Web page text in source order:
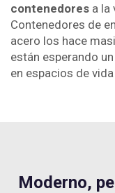
contenedores a la
Contenedores de
acero los hace
están esperando
en espacios de
Moderno,